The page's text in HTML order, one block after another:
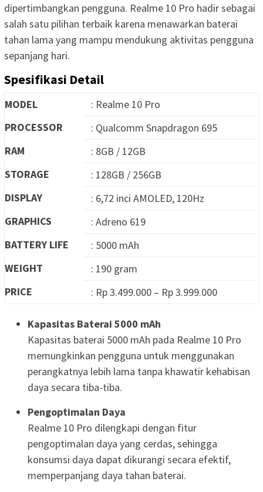
dipertimbangkan pengguna. Realme 10 Pro hadir sebagai
salah satu pilihan terbaik karena menawarkan baterai
tahan lama yang mampu mendukung aktivitas pengguna
sepanjang hari.
Spesifikasi Detail
MODEL
: Realme 10 Pro
PROCESSOR
: Qualcomm Snapdragon 695
RAM
: 8GB / 12GB
STORAGE
: 128GB / 256GB
DISPLAY
: 6,72 inci AMOLED, 120Hz
GRAPHICS
: Adreno 619
BATTERY LIFE
: 5000 mAh
WEIGHT
: 190 gram
PRICE
: Rp 3.499.000 – Rp 3.999.000
Kapasitas Baterai 5000 mAh
Kapasitas baterai 5000 mAh pada Realme 10 Pro
memungkinkan pengguna untuk menggunakan
perangkatnya lebih lama tanpa khawatir kehabisan
daya secara tiba-tiba.
Pengoptimalan Daya
Realme 10 Pro dilengkapi dengan fitur
pengoptimalan daya yang cerdas, sehingga
konsumsi daya dapat dikurangi secara efektif,
memperpanjang daya tahan baterai.